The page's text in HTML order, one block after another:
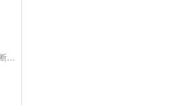
UPS（不间断电源）